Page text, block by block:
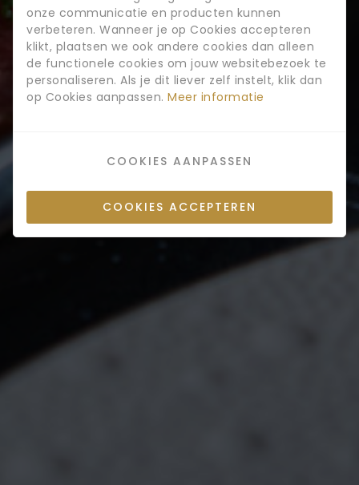
onze communicatie en producten kunnen
verbeteren. Wanneer je op Cookies accepteren
klikt, plaatsen we ook andere cookies dan alleen
de functionele cookies om jouw websitebezoek te
personaliseren. Als je dit liever zelf instelt, klik dan
op Cookies aanpassen. Meer informatie
COOKIES AANPASSEN
COOKIES ACCEPTEREN